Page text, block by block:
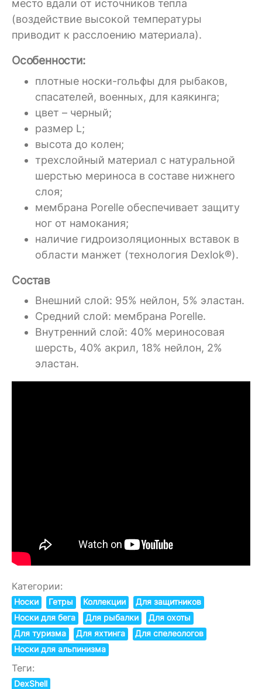
место вдали от источников тепла
(воздействие высокой температуры
приводит к расслоению материала).
Особенности:
плотные носки-гольфы для рыбаков,
спасателей, военных, для каякинга;
цвет – черный;
размер L;
высота до колен;
трехслойный материал с натуральной
шерстью мериноса в составе нижнего
слоя;
мембрана Porelle обеспечивает защиту
ног от намокания;
наличие гидроизоляционных вставок в
области манжет (технология Dexlok®).
Состав
Внешний слой: 95% нейлон, 5% эластан.
Средний слой: мембрана Porelle.
Внутренний слой: 40% мериносовая
шерсть, 40% акрил, 18% нейлон, 2%
эластан.
Категории:
Носки Гетры Коллекции
Для защитников
Носки для бега
Для рыбалки
Для охоты
Для туризма
Для яхтинга
Для спелеологов
Носки для альпинизма
Теги:
DexShell